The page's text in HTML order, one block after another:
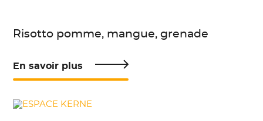
Risotto pomme, mangue, grenade
En savoir plus